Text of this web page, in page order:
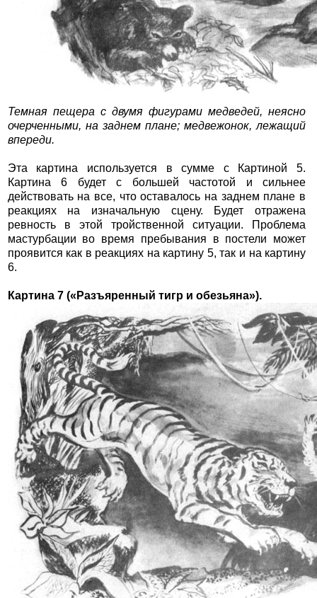
Темная пещера с двумя фигурами медведей, неясно
очерченными, на заднем плане; медвежонок, лежащий
впереди.
Эта картина используется в сумме с Картиной 5.
Картина 6 будет с большей частотой и сильнее
действовать на все, что оставалось на заднем плане в
реакциях на изначальную сцену. Будет отражена
ревность в этой тройственной ситуации. Проблема
мастурбации во время пребывания в постели может
проявится как в реакциях на картину 5, так и на картину
6.
Картина 7 («Разъяренный тигр и обезьяна»).